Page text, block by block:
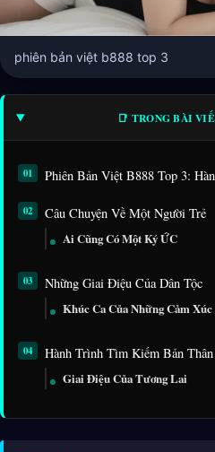
phiên bản việt b888 top 3
📑 TRONG BÀI
Phiên Bản Việt B888 Top 3:
Câu Chuyện Về Một Người Trẻ
Ai Cũng Có Một Ký ỨC
Những Giai Điệu Của Dân Tộc
Khúc Ca Của Những Cảm Xúc
Hành Trình Tìm Kiếm Bản Thân
Giai Điệu Của Tương Lai